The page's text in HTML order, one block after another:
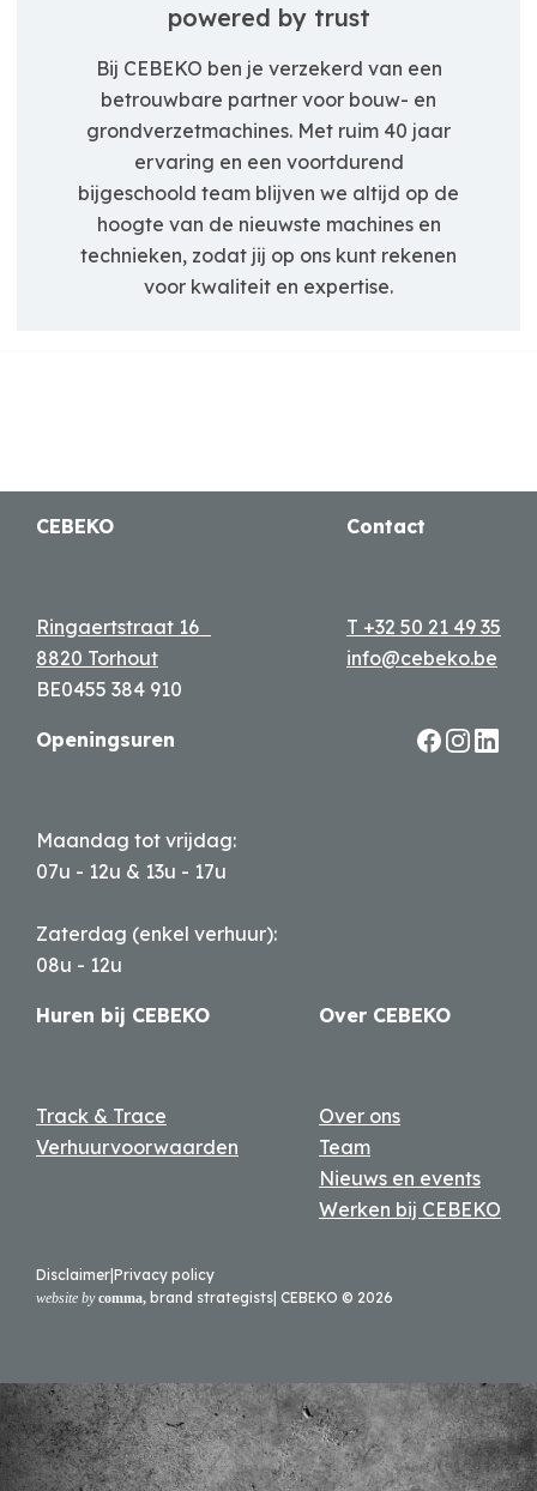
powered by trust
Bij CEBEKO ben je verzekerd van een
betrouwbare partner voor bouw- en
grondverzetmachines. Met ruim 40 jaar
ervaring en een voortdurend
bijgeschoold team blijven we altijd op de
hoogte van de nieuwste machines en
technieken, zodat jij op ons kunt rekenen
voor kwaliteit en expertise.
CEBEKO
Ringaertstraat 16
8820 Torhout
BE0455 384 910
Contact
T +32 50 21 49 35
info@cebeko.be
Openingsuren
Maandag tot vrijdag:
07u - 12u & 13u - 17u
Zaterdag (enkel verhuur):
08u - 12u
Huren bij CEBEKO
Track & Trace
Verhuurvoorwaarden
Over CEBEKO
Over ons
Team
Nieuws en events
Werken bij CEBEKO
Disclaimer Privacy policy
website by comma, brand strategists | CEBEKO © 2026